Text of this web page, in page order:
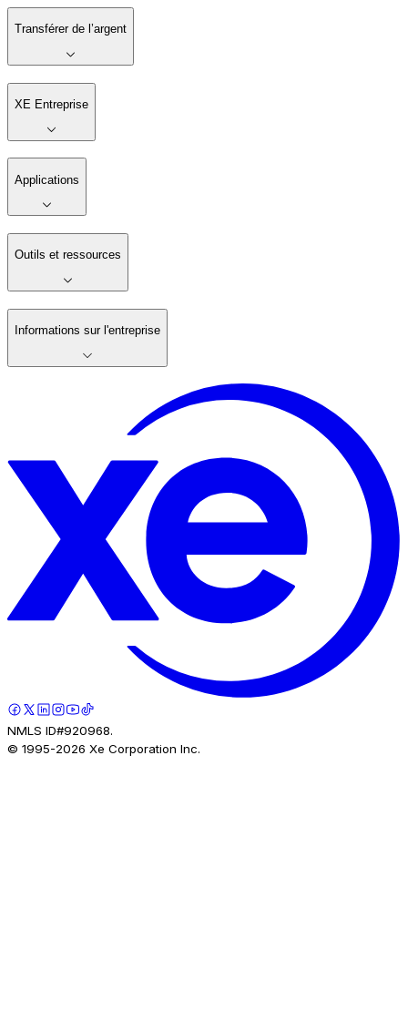
Transférer de l’argent
XE Entreprise
Applications
Outils et ressources
Informations sur l'entreprise
NMLS ID#920968.
© 1995-2026 Xe Corporation Inc.